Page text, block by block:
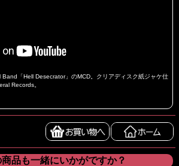
Band「Hell Desecrator」のMCD。クリアディスク紙ジャケ仕
Records。
品も一緒にいかがですか？